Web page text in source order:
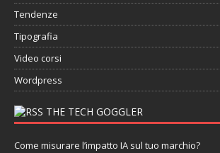
Tendenze
Tipografia
Video corsi
Wordpress
THE TECH GOGGLER
Come misurare l’impatto IA sul tuo marchio?